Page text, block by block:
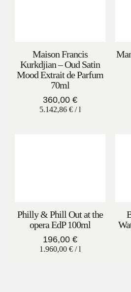
Maison Francis
Kurkdjian – Oud Satin
Mood Extrait de Parfum
70ml
360,00 €
5.142,86 € /l
Philly & Phill Out at the
opera EdP 100ml
196,00 €
1.960,00 € /l